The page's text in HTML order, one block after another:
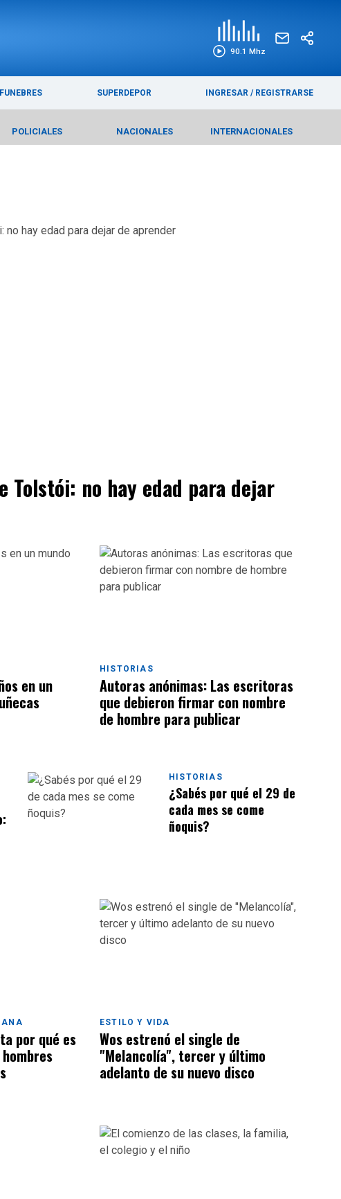
90.1 Mhz
FUNEBRES SUPERDEPOR INGRESAR / REGISTRARSE
POLICIALES NACIONALES INTERNACIONALES
Tolstói: no hay edad para dejar
en un
HISTORIAS
Autoras anónimas: Las escritoras
que debieron firmar con nombre
de hombre para publicar
HISTORIAS
¿Sabés por qué el 29 de
cada mes se come
ñoquis?
por qué es
ESTILO Y VIDA
Wos estrenó el single de
"Melancolía", tercer y último
adelanto de su nuevo disco